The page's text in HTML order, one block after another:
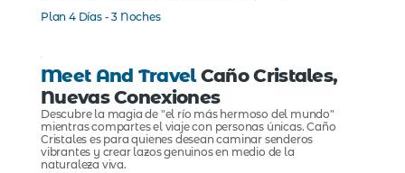
Plan 4 Días - 3 Noches
Meet And TravelCaño Cristales,
Nuevas Conexiones
Descubre la magia de "el río más hermoso del mundo"
mientras compartes el viaje con personas únicas. Caño
Cristales es para quienes desean caminar senderos
vibrantes y crear lazos genuinos en medio de la
naturaleza viva.